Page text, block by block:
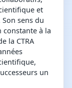
et
sens du
à la
la CTRA
un